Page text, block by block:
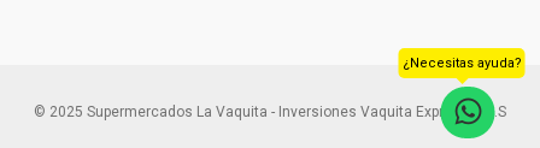
© 2025 Supermercados La Vaquita - Inversiones Vaquita Express S.A.S
¿Necesitas ayuda?